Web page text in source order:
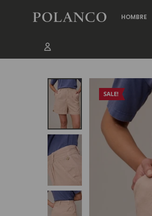
HOMBRE